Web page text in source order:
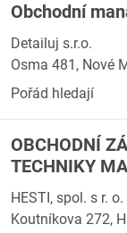
Obchodní
Detailuj s.r.o.
Osma 481, Nové
Pořád hledají
OBCHODNÍ
TECHNIKY
HESTI, spol. s r. o.
Koutníkova 272,